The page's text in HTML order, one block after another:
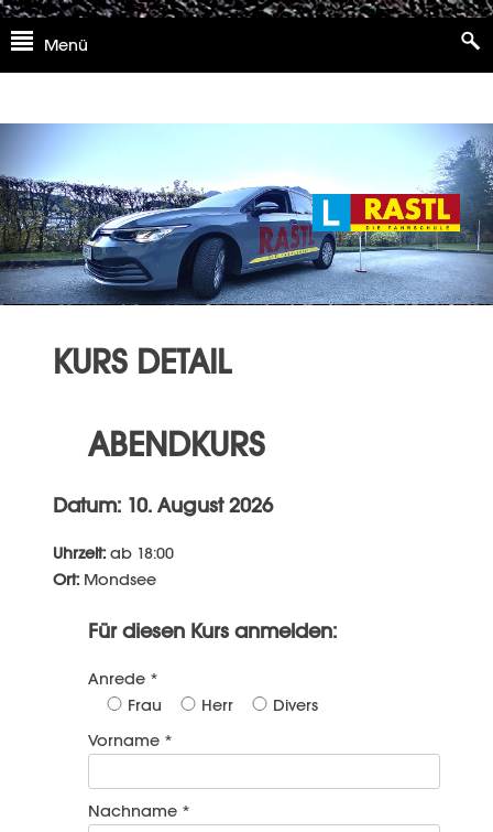
Skip
to
Menü
KURS DETAIL
ABENDKURS
Datum: 10. August 2026
Uhrzeit: ab 18:00
Ort: Mondsee
Für diesen Kurs anmelden:
Anrede *
Frau
Herr
Divers
Vorname *
Nachname *